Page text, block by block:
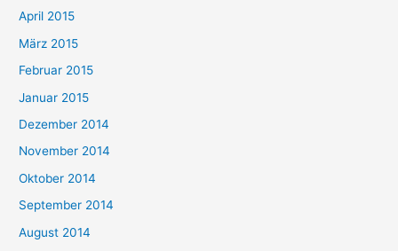
April 2015
März 2015
Februar 2015
Januar 2015
Dezember 2014
November 2014
Oktober 2014
September 2014
August 2014